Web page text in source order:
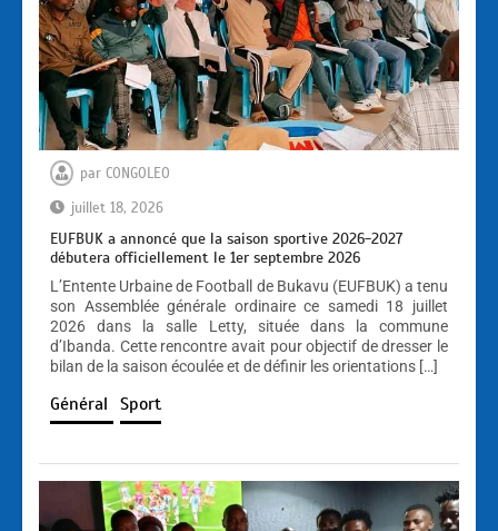
par CONGOLEO
juillet 18, 2026
EUFBUK a annoncé que la saison sportive 2026-2027
débutera officiellement le 1er septembre 2026
L’Entente Urbaine de Football de Bukavu (EUFBUK) a tenu
son Assemblée générale ordinaire ce samedi 18 juillet
2026 dans la salle Letty, située dans la commune
d’Ibanda. Cette rencontre avait pour objectif de dresser le
bilan de la saison écoulée et de définir les orientations […]
Général Sport